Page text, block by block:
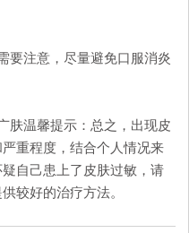
注意，尽量避免口服消炎
温馨提示：总之，出现皮
重程度，结合个人情况来
自己患上了皮肤过敏，请
较好的治疗方法。